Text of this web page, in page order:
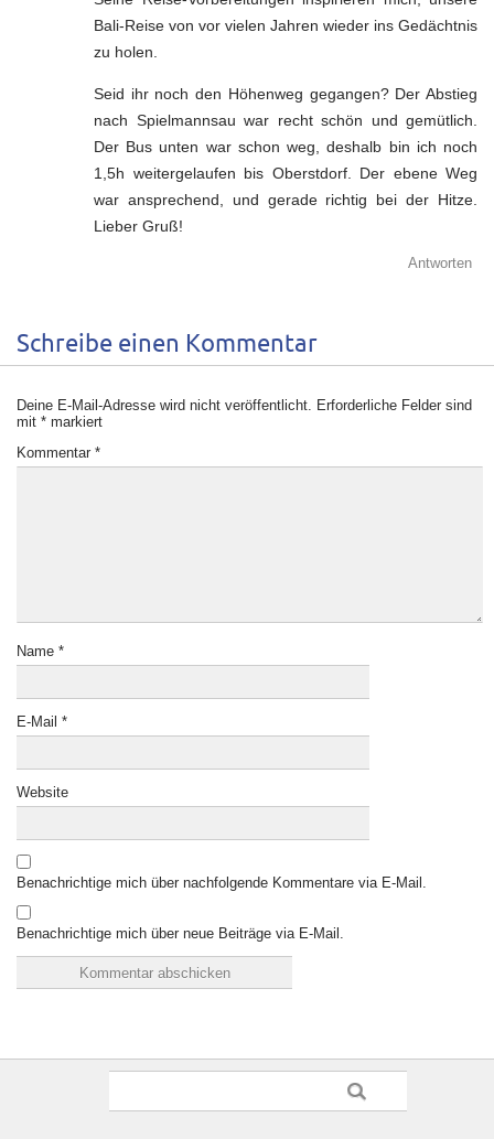
Bali-Reise von vor vielen Jahren wieder ins Gedächtnis
zu holen.
Seid ihr noch den Höhenweg gegangen? Der Abstieg
nach Spielmannsau war recht schön und gemütlich.
Der Bus unten war schon weg, deshalb bin ich noch
1,5h weitergelaufen bis Oberstdorf. Der ebene Weg
war ansprechend, und gerade richtig bei der Hitze.
Lieber Gruß!
Antworten
Schreibe einen Kommentar
Deine E-Mail-Adresse wird nicht veröffentlicht. Erforderliche Felder sind
mit * markiert
Kommentar *
Name *
E-Mail *
Website
Benachrichtige mich über nachfolgende Kommentare via E-Mail.
Benachrichtige mich über neue Beiträge via E-Mail.